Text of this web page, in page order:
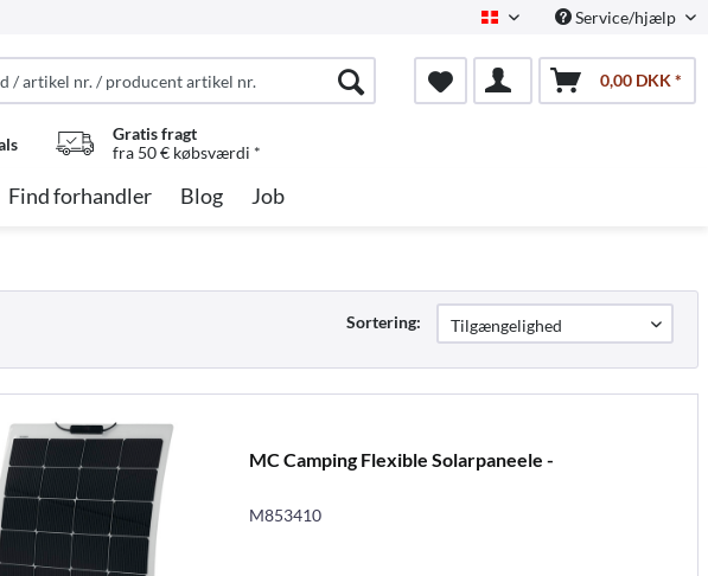
Dansk Service/hjælp
0,00 DKK *
Gratis fragt
fra 50 € købsværdi *
Find forhandler Blog Job
Sortering:
MC Camping Flexible Solarpaneele -
M853410